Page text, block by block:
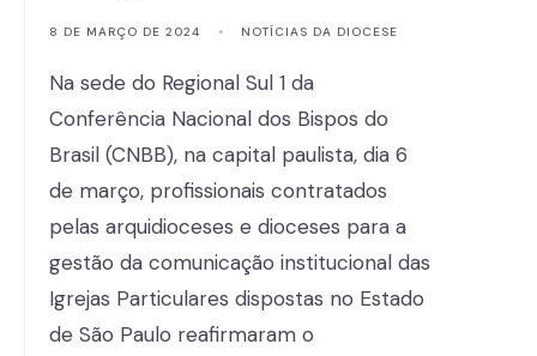
8 DE MARÇO DE 2024 • NOTÍCIAS DA DIOCESE
Na sede do Regional Sul 1 da
Conferência Nacional dos Bispos do
Brasil (CNBB), na capital paulista, dia 6
de março, profissionais contratados
pelas arquidioceses e dioceses para a
gestão da comunicação institucional das
Igrejas Particulares dispostas no Estado
de São Paulo reafirmaram o